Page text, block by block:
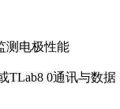
测 电极性能
TLab8 0通讯与数据